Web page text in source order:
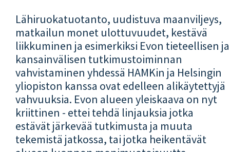
Lähiruokatuotanto, uudistuva maanviljeys,
matkailun monet ulottuvuudet, kestävä
liikkuminen ja esimerkiksi Evon tieteellisen ja
kansainvälisen tutkimustoiminnan
vahvistaminen yhdessä HAMKin ja Helsingin
yliopiston kanssa ovat edelleen alikäytettyjä
vahvuuksia. Evon alueen yleiskaava on nyt
kriittinen - ettei tehdä linjauksia jotka
estävät järkevää tutkimusta ja muuta
tekemistä jatkossa, tai jotka heikentävät